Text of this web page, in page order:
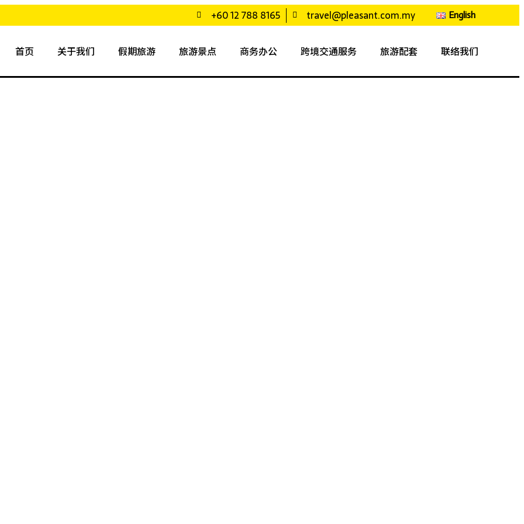
+60 12 788 8165 travel@pleasant.com.my English
首页 关于我们 假期旅游 旅游景点 商务办公 跨境交通服务 旅游配套 联络我们